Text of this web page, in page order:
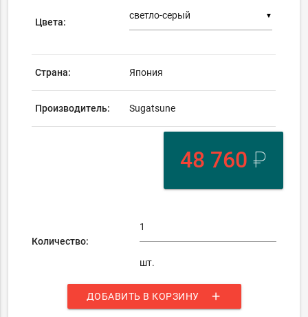
Цвета:
▼
Страна: Япония
Производитель: Sugatsune
48 760 ₽
Количество:
шт.
ДОБАВИТЬ В КОРЗИНУ add